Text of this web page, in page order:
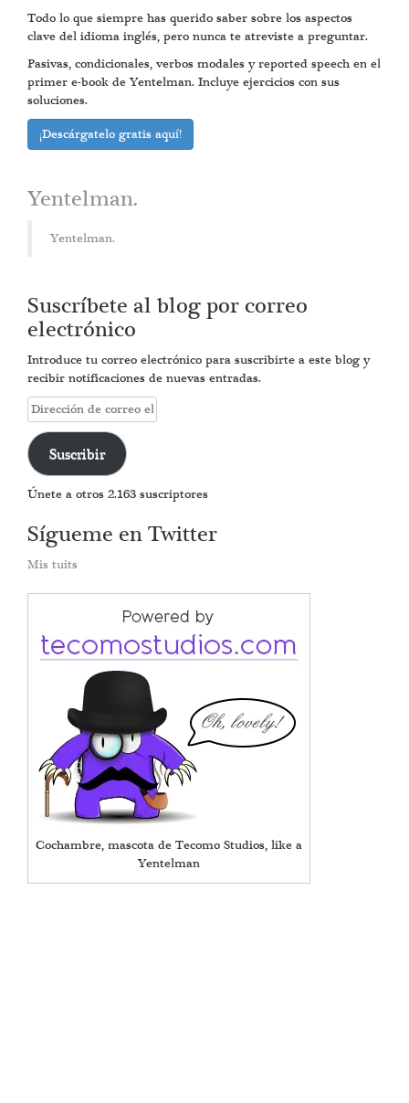
Todo lo que siempre has querido saber sobre los aspectos
clave del idioma inglés, pero nunca te atreviste a preguntar.
Pasivas, condicionales, verbos modales y reported speech en el
primer e-book de Yentelman. Incluye ejercicios con sus
soluciones.
¡Descárgatelo gratis aquí!
Yentelman.
Yentelman.
Suscríbete al blog por correo
electrónico
Introduce tu correo electrónico para suscribirte a este blog y
recibir notificaciones de nuevas entradas.
Dirección
de
correo
electrónico
Suscribir
Únete a otros 2.163 suscriptores
Sígueme en Twitter
Mis tuits
Cochambre, mascota de Tecomo Studios, like a
Yentelman